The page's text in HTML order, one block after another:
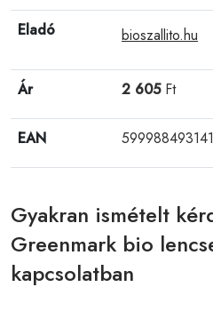
Eladó bioszallito.hu
Ár 2 605Ft
EAN
Gyakran ismételt
Greenmark bio
kapcsolatban